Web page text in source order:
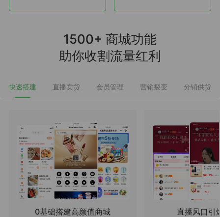
1500+ 商城功能
助你收割流量红利
快速搭建 直播卖货 会员管理 营销裂变 分销供货
0基础搭建高颜值商城 直播风口引